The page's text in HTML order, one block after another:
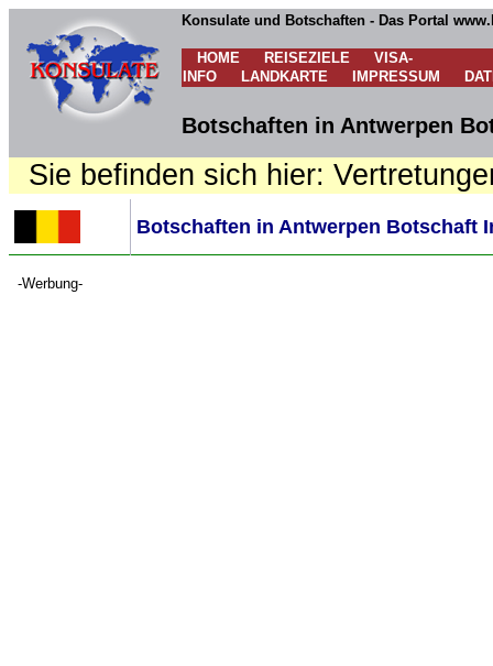
Konsulate und Botschaften - Das Portal
HOME REISEZIELE
VISA-
INFO
LANDKARTE IMPRESSUM
Botschaften in Antwerpen
Sie befinden sich hier:
Botschaften in Antwerpen Botschaft
-Werbung-